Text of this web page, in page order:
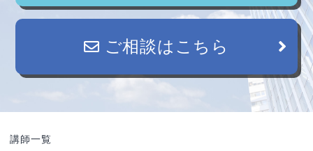
ご相談はこちら
講師一覧